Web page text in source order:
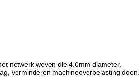
netwerk weven die 4.0mm diameter.
verminderen machineoverbelasting doen.